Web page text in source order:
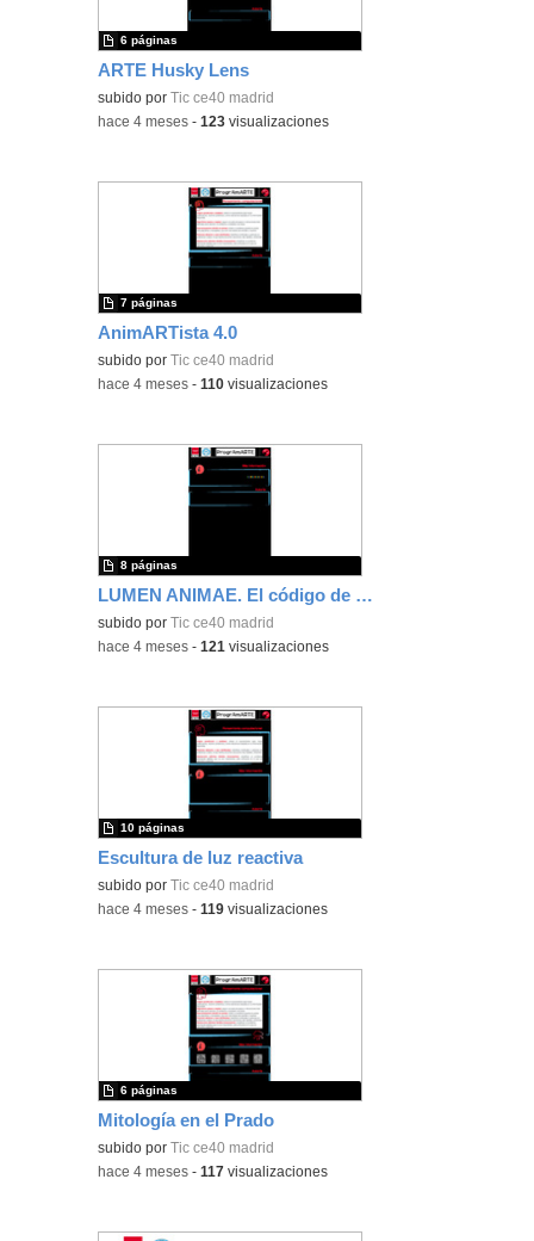
ARTE Husky Lens
subido por Tic ce40 madrid
6 páginas
-hace 4 meses -123 visualizaciones
AnimARTista 4.0
subido por Tic ce40 madrid
7 páginas
-hace 4 meses -110 visualizaciones
LUMEN ANIMAE. El código de las emociones
subido por Tic ce40 madrid
8 páginas
-hace 4 meses -121 visualizaciones
Escultura de luz reactiva
subido por Tic ce40 madrid
10 páginas
-hace 4 meses -119 visualizaciones
Mitología en el Prado
subido por Tic ce40 madrid
6 páginas
-hace 4 meses -117 visualizaciones